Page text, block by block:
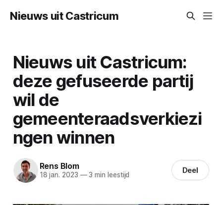
Nieuws uit Castricum
Nieuws uit Castricum:
deze gefuseerde partij
wil de
gemeenteraadsverkiezi
ngen winnen
Rens Blom
18 jan. 2023 —3 min leestijd Deel